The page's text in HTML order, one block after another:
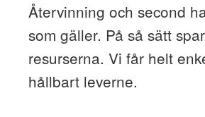
Återvinning och second
som gäller. På så sätt
resurserna. Vi får helt
hållbart leverne.